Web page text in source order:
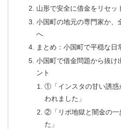
山形で安全に借金をリセッ
小国町の地元の専門家か、
へ
まとめ：小国町で平穏な日
小国町で借金問題から抜け
ント
①「インスタの甘い誘惑
われました」
②「リボ地獄と闇金の一
た」